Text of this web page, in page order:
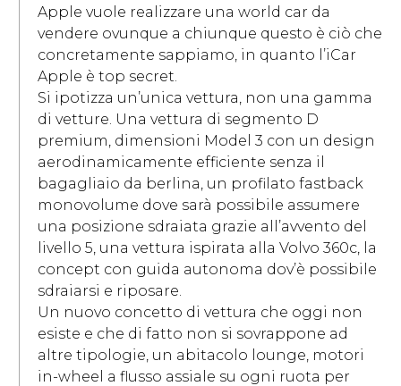
Apple vuole realizzare una world car da
vendere ovunque a chiunque questo è ciò che
concretamente sappiamo, in quanto l’iCar
Apple è top secret.
Si ipotizza un’unica vettura, non una gamma
di vetture. Una vettura di segmento D
premium, dimensioni Model 3 con un design
aerodinamicamente efficiente senza il
bagagliaio da berlina, un profilato fastback
monovolume dove sarà possibile assumere
una posizione sdraiata grazie all’avvento del
livello 5, una vettura ispirata alla Volvo 360c, la
concept con guida autonoma dov’è possibile
sdraiarsi e riposare.
Un nuovo concetto di vettura che oggi non
esiste e che di fatto non si sovrappone ad
altre tipologie, un abitacolo lounge, motori
in-wheel a flusso assiale su ogni ruota per